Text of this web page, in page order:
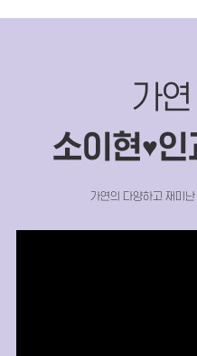
가연
소이현♥인
가연의 다양하고 재미